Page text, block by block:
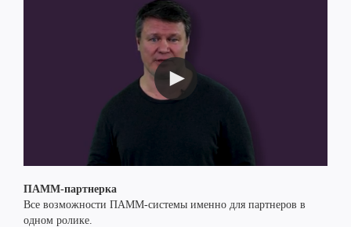
ПАММ-партнерка
Все возможности ПАММ-системы именно для партнеров в
одном ролике.